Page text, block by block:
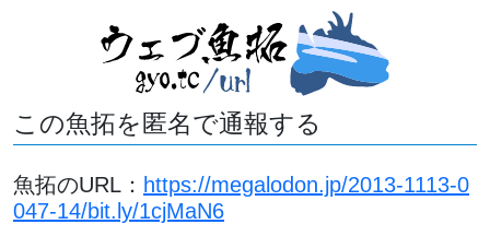
この魚拓を匿名で通報する
魚拓のURL： https://megalodon.jp/2013-1113-0
047-14/bit.ly/1cjMaN6